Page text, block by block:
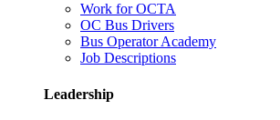
Work for OCTA
OC Bus Drivers
Bus Operator Academy
Job Descriptions
Leadership